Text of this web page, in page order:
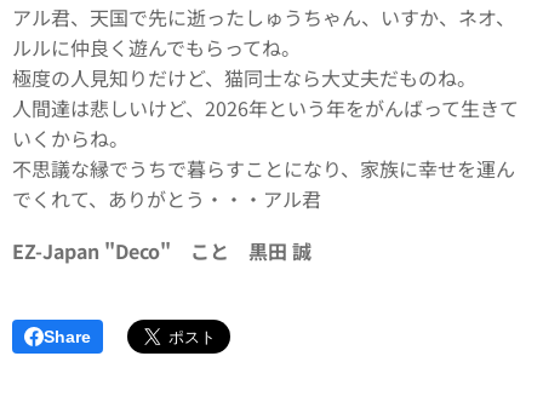
アル君、天国で先に逝ったしゅうちゃん、いすか、ネオ、
ルルに仲良く遊んでもらってね。
極度の人見知りだけど、猫同士なら大丈夫だものね。
人間達は悲しいけど、2026年という年をがんばって生きて
いくからね。
不思議な縁でうちで暮らすことになり、家族に幸せを運ん
でくれて、ありがとう・・・アル君
EZ-Japan "Deco" こと 黒田 誠
Share